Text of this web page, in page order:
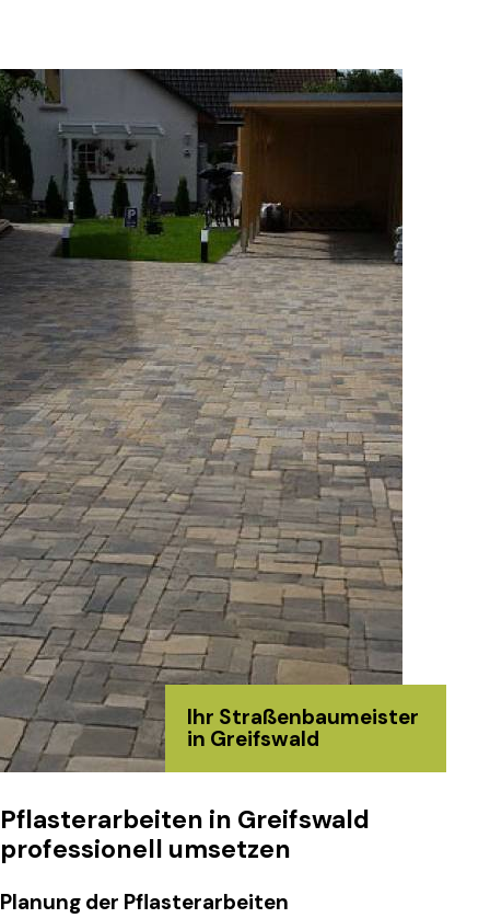
Ihr Straßenbaumeister
in Greifswald
Pflasterarbeiten in Greifswald
professionell umsetzen
Planung der Pflasterarbeiten